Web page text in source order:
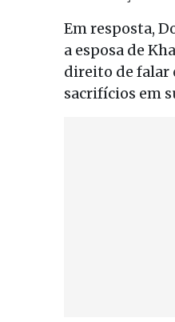
Em resposta,
a esposa de
direito de falar
sacrifícios em